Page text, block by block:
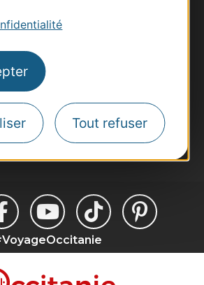
Tout refuser
la lettre d'information
pour recevoir des
de visites et de sorties.